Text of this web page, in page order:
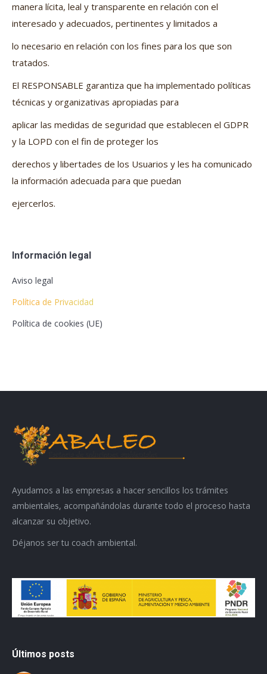
manera lícita, leal y transparente en relación con el
interesado y adecuados, pertinentes y limitados a
lo necesario en relación con los fines para los que son
tratados.
El RESPONSABLE garantiza que ha implementado políticas
técnicas y organizativas apropiadas para
aplicar las medidas de seguridad que establecen el GDPR
y la LOPD con el fin de proteger los
derechos y libertades de los Usuarios y les ha comunicado
la información adecuada para que puedan
ejercerlos.
Información legal
Aviso legal
Política de Privacidad
Política de cookies (UE)
Ayudamos a las empresas a hacer sencillos los trámites
ambientales, acompañándolas durante todo el proceso hasta
alcanzar su objetivo.
Déjanos ser tu coach ambiental.
Últimos posts